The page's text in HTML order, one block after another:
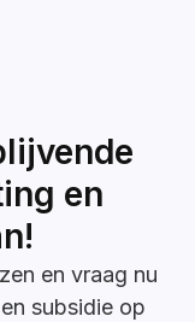
en
en vraag nu
subsidie op